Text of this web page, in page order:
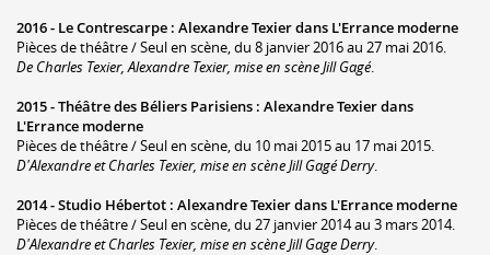
2016 - Le Contrescarpe : Alexandre Texier dans L'Errance moderne
Pièces de théâtre / Seul en scène, du 8 janvier 2016 au 27 mai 2016.
De Charles Texier, Alexandre Texier, mise en scène Jill Gagé.
2015 -Théâtre des Béliers Parisiens : Alexandre Texier dans
L'Errance moderne
Pièces de théâtre / Seul en scène, du 10 mai 2015 au 17 mai 2015.
D'Alexandre et Charles Texier, mise en scène Jill Gagé Derry.
2014 -Studio Hébertot : Alexandre Texier dans L'Errance moderne
Pièces de théâtre / Seul en scène, du 27 janvier 2014 au 3 mars 2014.
D'Alexandre et Charles Texier, mise en scène Jill Gage Derry.